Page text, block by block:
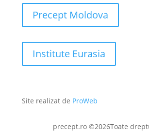
Precept Moldova
Institute Eurasia
Site realizat de ProWeb
precept.ro ©2026Toate